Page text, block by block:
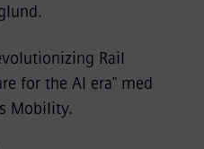
Rail
for the AI era" med
Mobility.